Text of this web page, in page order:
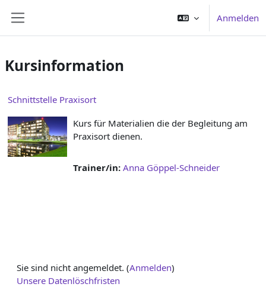
Anmelden
Kursinformation
Schnittstelle Praxisort
Kurs für Materialien die der Begleitung am
Praxisort dienen.
Trainer/in: Anna Göppel-Schneider
Sie sind nicht angemeldet. (Anmelden)
Unsere Datenlöschfristen